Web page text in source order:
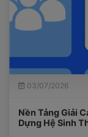
03/07/2026
Nền Tảng Giải
Dựng Hệ Sinh